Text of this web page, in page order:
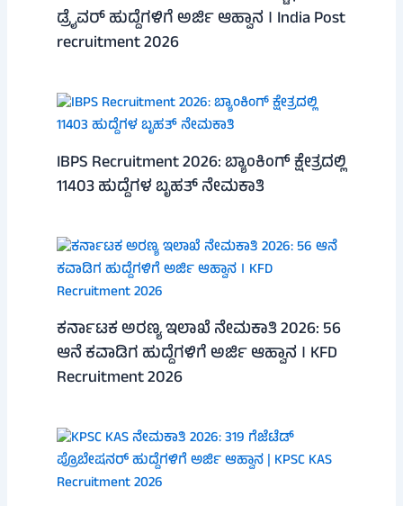
ಡ್ರೈವರ್ ಹುದ್ದೆಗಳಿಗೆ ಅರ್ಜಿ ಆಹ್ವಾನ । India Post
recruitment 2026
IBPS Recruitment 2026: ಬ್ಯಾಂಕಿಂಗ್ ಕ್ಷೇತ್ರದಲ್ಲಿ
11403 ಹುದ್ದೆಗಳ ಬೃಹತ್ ನೇಮಕಾತಿ
ಕರ್ನಾಟಕ ಅರಣ್ಯ ಇಲಾಖೆ ನೇಮಕಾತಿ 2026: 56
ಆನೆ ಕವಾಡಿಗ ಹುದ್ದೆಗಳಿಗೆ ಅರ್ಜಿ ಆಹ್ವಾನ । KFD
Recruitment 2026